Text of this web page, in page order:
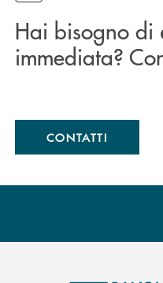
Hai bisogno di
immediata?
CONTATTI